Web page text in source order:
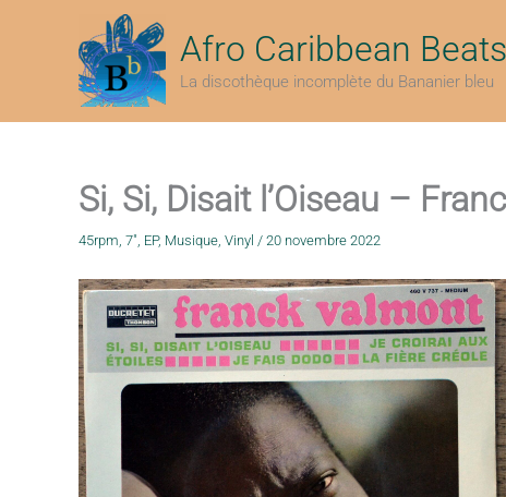
Afro Caribbean Beats
La discothèque incomplète du Bananier bleu
Si, Si, Disait l’Oiseau –
45rpm, 7", EP, Musique, Vinyl / 20 novembre 2022